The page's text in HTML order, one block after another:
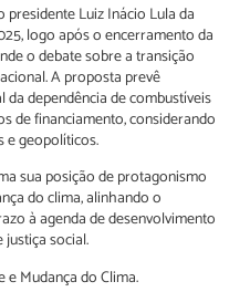
Luiz Inácio Lula da
logo após o encerramento da
o debate sobre a transição
A proposta prevê
dependência de combustíveis
de financiamento, considerando
e geopolíticos.
sua posição de protagonismo
do clima, alinhando o
à agenda de desenvolvimento
justiça social.
Mudança do Clima.